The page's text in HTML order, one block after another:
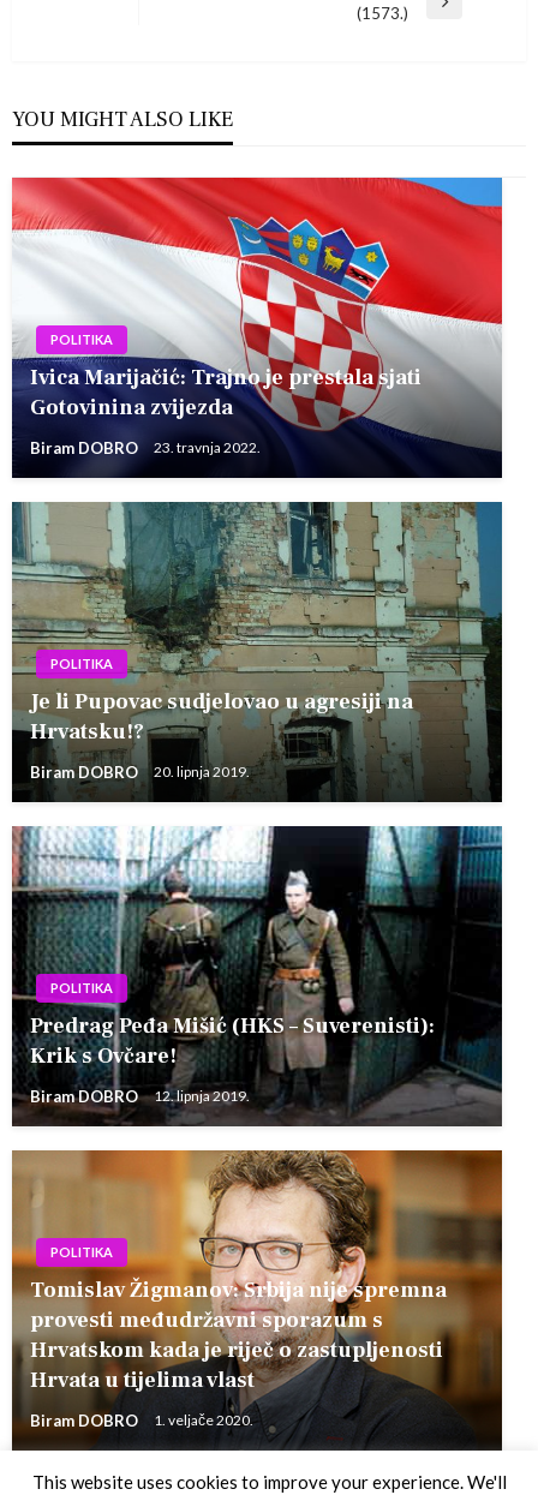
(1573.)
YOU MIGHT ALSO LIKE
POLITIKA
Ivica Marijačić: Trajno je prestala sjati
Gotovinina zvijezda
Biram DOBRO 23. travnja 2022.
POLITIKA
Je li Pupovac sudjelovao u agresiji na
Hrvatsku!?
Biram DOBRO 20. lipnja 2019.
POLITIKA
Predrag Peđa Mišić (HKS – Suverenisti):
Krik s Ovčare!
Biram DOBRO 12. lipnja 2019.
POLITIKA
Tomislav Žigmanov: Srbija nije spremna
provesti međudržavni sporazum s
Hrvatskom kada je riječ o zastupljenosti
Hrvata u tijelima vlast
Biram DOBRO 1. veljače 2020.
This website uses cookies to improve your experience. We'll